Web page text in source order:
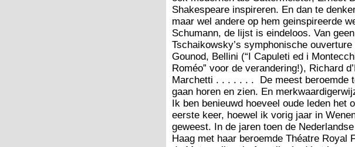
Shakespeare inspireren. En dan te
maar wel andere op hem geinspireerde
Schumann, de lijst is eindeloos. Van
Tschaikowsky’s symphonische
Gounod, Bellini (“I Capuleti ed i
Roméo” voor de verandering!), Richard
Marchetti . . . . . . . De meest beroemde
gaan horen en zien. En
Ik ben benieuwd hoeveel oude leden het
eerste keer, hoewel ik vorig jaar in
geweest. In de jaren toen de
Haag met haar beroemde Théatre